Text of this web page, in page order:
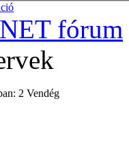
fórum
2 Vendég